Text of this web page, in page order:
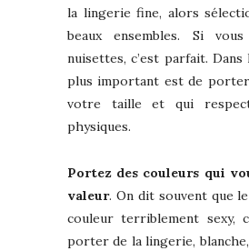
la lingerie fine, alors
beaux ensembles. Si
nuisettes, c’est parfait. Dans
plus important est de
votre taille et qui
physiques.
Portez des couleurs qui
valeur. On dit souvent que
couleur terriblement sexy,
porter de la lingerie,